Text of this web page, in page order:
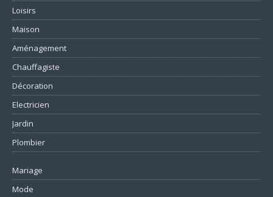
Loisirs
Maison
Aménagement
Chauffagiste
Décoration
Electricien
Jardin
Plombier
Mariage
Mode